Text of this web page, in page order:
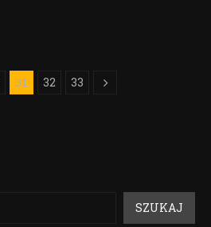
31 32 33
SZUKAJ